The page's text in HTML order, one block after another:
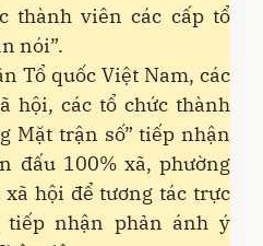
thành viên các cấp tổ
nói”.
Tổ quốc Việt Nam, các
hội, các tổ chức thành
Mặt trận số” tiếp nhận
đấu 100% xã, phường
hội để tương tác trực
nhận phản ánh ý